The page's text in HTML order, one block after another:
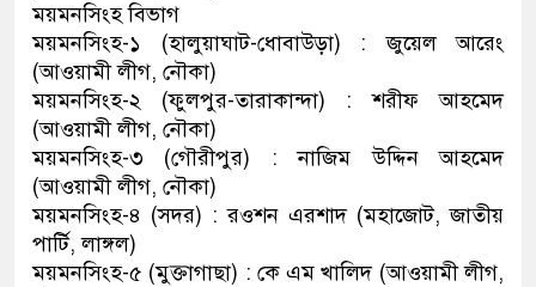
ময়মনসিংহ বিভাগ
ময়মনসিংহ-১ (হালুয়াঘাট-ধোবাউড়া) : জুয়েল আরেং
(আওয়ামী লীগ, নৌকা)
ময়মনসিংহ-২ (ফুলপুর-তারাকান্দা) : শরীফ আহমেদ
(আওয়ামী লীগ, নৌকা)
ময়মনসিংহ-৩ (গৌরীপুর) : নাজিম উদ্দিন আহমেদ
(আওয়ামী লীগ, নৌকা)
ময়মনসিংহ-৪ (সদর) : রওশন এরশাদ (মহাজোট, জাতীয়
পার্টি, লাঙ্গল)
ময়মনসিংহ-৫ (মুক্তাগাছা) : কে এম খালিদ (আওয়ামী লীগ,